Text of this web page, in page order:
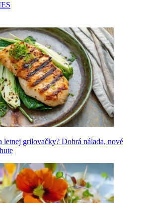
letnej grilovačky? Dobrá nálada, nové